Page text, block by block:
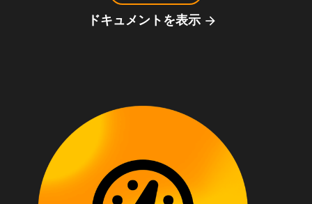
ドキュメントを表示 arrow_forward